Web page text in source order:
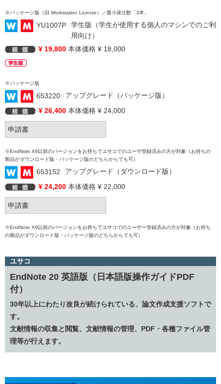
※パッケージ版（旧 Workstation License）／最小発注数「3本」
YU1007P
学生版（学生が使用する個人のマシンでのご利
用向け）
¥ 19,800 本体価格 ¥ 18,000
※パッケージ版
653220
アップグレード（パッケージ版）
¥ 26,400 本体価格 ¥ 24,000
※EndNote X9以前のバージョンをお持ちでユサコでのユーザ登録済みの方が対象（お持ちの
製品がダウンロード版・パッケージ版のどちらからでも可）
653152
アップグレード（ダウンロード版）
¥ 24,200 本体価格 ¥ 22,000
※EndNote X9以前のバージョンをお持ちでユサコでのユーザー登録済みの方が対象（お持ち
の製品がダウンロード版・パッケージ版のどちらからでも可）
ユサコ
EndNote 20 英語版（日本語版操作ガイドPDF
付）
30年以上にわたり改良が続けられている、論文作成支援ソフトで
す。
文献情報の収集と閲覧、文献情報の管理、PDF・各種ファイル管
理等が行えます。